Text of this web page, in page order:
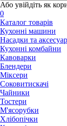
Або увійдіть як
0
Каталог товарів
Кухонні машини
Насадки та
Кухонні комбайни
Кавоварки
Блендери
Міксери
Соковитискачі
Чайники
Тостери
М'ясорубки
Хлібопічки